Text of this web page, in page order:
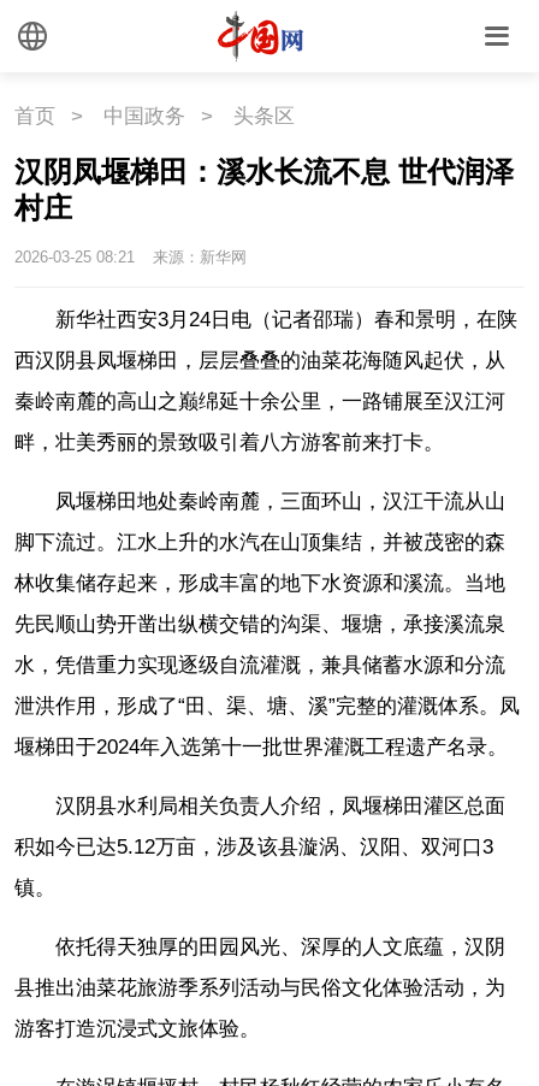
首页 > 中国政务 > 头条区
汉阴凤堰梯田：溪水长流不息 世代润泽
村庄
2026-03-25 08:21 来源：新华网
新华社西安3月24日电（记者邵瑞）春和景明，在陕
西汉阴县凤堰梯田，层层叠叠的油菜花海随风起伏，从
秦岭南麓的高山之巅绵延十余公里，一路铺展至汉江河
畔，壮美秀丽的景致吸引着八方游客前来打卡。
凤堰梯田地处秦岭南麓，三面环山，汉江干流从山
脚下流过。江水上升的水汽在山顶集结，并被茂密的森
林收集储存起来，形成丰富的地下水资源和溪流。当地
先民顺山势开凿出纵横交错的沟渠、堰塘，承接溪流泉
水，凭借重力实现逐级自流灌溉，兼具储蓄水源和分流
泄洪作用，形成了“田、渠、塘、溪”完整的灌溉体系。凤
堰梯田于2024年入选第十一批世界灌溉工程遗产名录。
汉阴县水利局相关负责人介绍，凤堰梯田灌区总面
积如今已达5.12万亩，涉及该县漩涡、汉阳、双河口3
镇。
依托得天独厚的田园风光、深厚的人文底蕴，汉阴
县推出油菜花旅游季系列活动与民俗文化体验活动，为
游客打造沉浸式文旅体验。